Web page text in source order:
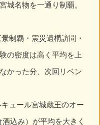
城名物を一通り制覇。
覇・震災遺構訪問・
の密度は高く平均を上
かった分、次回リベン
ール宮城蔵王のオー
込み）が平均を大きく